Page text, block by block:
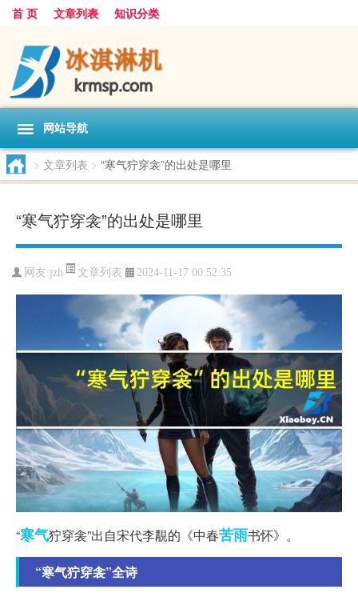
首 页 文章列表 知识分类
网站导航
> 文章列表 > “寒气狞穿衾”的出处是哪里
“寒气狞穿衾”的出处是哪里
网友:jzh 文章列表 2024-11-17 00:52:35
“寒气狞穿衾”出自宋代李覯的《中春苦雨书怀》。
“寒气狞穿衾”全诗